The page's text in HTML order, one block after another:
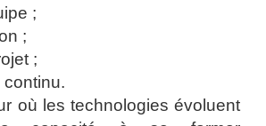
;
;
;
continu.
où les technologies évoluent